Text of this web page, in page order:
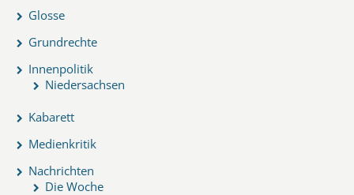
Glosse
Grundrechte
Innenpolitik
Niedersachsen
Kabarett
Medienkritik
Nachrichten
Die Woche